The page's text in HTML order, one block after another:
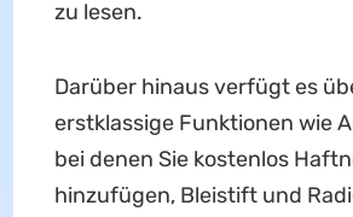
zu lesen.
Darüber hinaus verfügt es
erstklassige Funktionen wie
bei denen Sie kostenlos
hinzufügen, Bleistift und